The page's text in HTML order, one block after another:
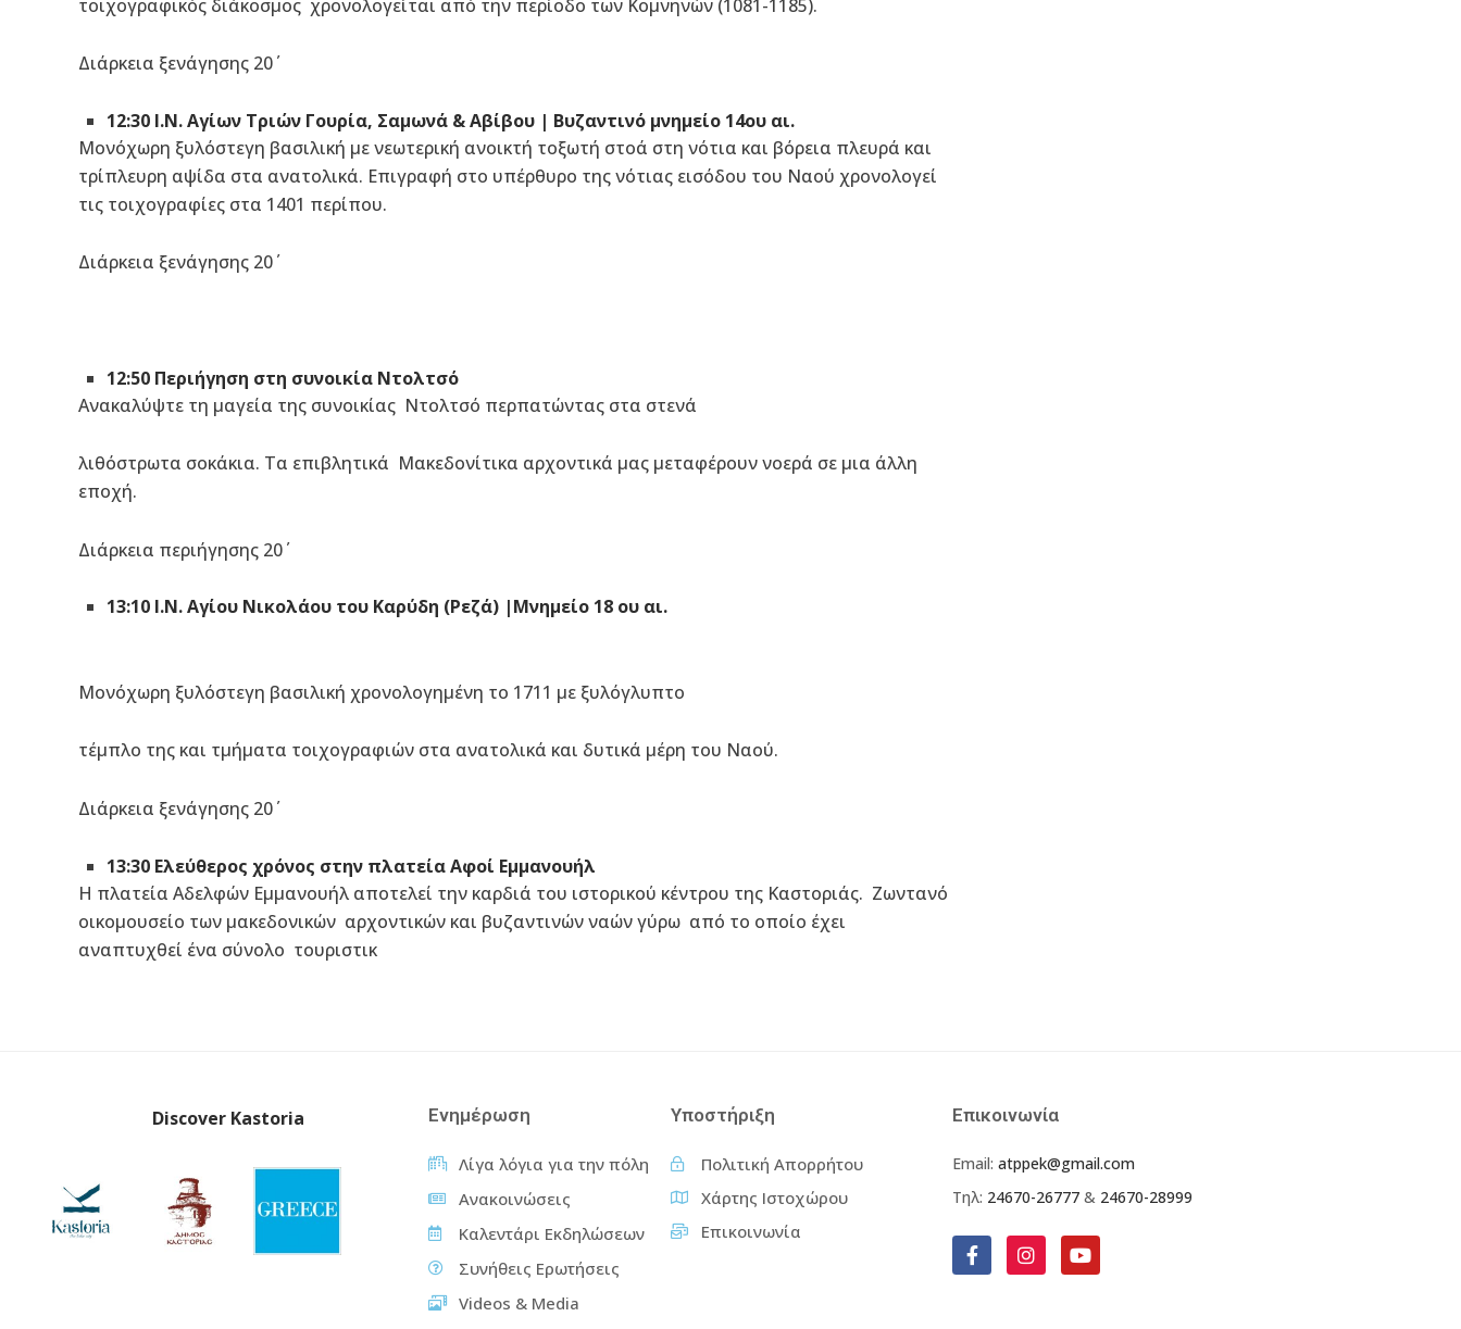
τοιχογραφικός διάκοσμος χρονολογείται από την περίοδο των Κομνηνών (1081-1185).
Διάρκεια ξενάγησης 20΄
12:30 Ι.Ν. Αγίων Τριών Γουρία, Σαμωνά & Αβίβου | Βυζαντινό μνημείο 14ου αι.
Μονόχωρη ξυλόστεγη βασιλική με νεωτερική ανοικτή τοξωτή στοά στη νότια και βόρεια πλευρά και
τρίπλευρη αψίδα στα ανατολικά. Επιγραφή στο υπέρθυρο της νότιας εισόδου του Ναού χρονολογεί
τις τοιχογραφίες στα 1401 περίπου.
Διάρκεια ξενάγησης 20΄
12:50 Περιήγηση στη συνοικία Ντολτσό
Ανακαλύψτε τη μαγεία της συνοικίας Ντολτσό περπατώντας στα στενά
λιθόστρωτα σοκάκια. Τα επιβλητικά Μακεδονίτικα αρχοντικά μας μεταφέρουν νοερά σε μια άλλη
εποχή.
Διάρκεια περιήγησης 20΄
13:10 Ι.Ν. Αγίου Νικολάου του Καρύδη (Ρεζά) |Μνημείο 18 ου αι.
Μονόχωρη ξυλόστεγη βασιλική χρονολογημένη το 1711 με ξυλόγλυπτο
τέμπλο της και τμήματα τοιχογραφιών στα ανατολικά και δυτικά μέρη του Ναού.
Διάρκεια ξενάγησης 20΄
13:30 Ελεύθερος χρόνος στην πλατεία Αφοί Εμμανουήλ
Η πλατεία Αδελφών Εμμανουήλ αποτελεί την καρδιά του ιστορικού κέντρου της Καστοριάς. Ζωντανό
οικομουσείο των μακεδονικών αρχοντικών και βυζαντινών ναών γύρω από το οποίο έχει
αναπτυχθεί ένα σύνολο τουριστικ
Discover Kastoria Ενημέρωση
Λίγα λόγια για την πόλη
Ανακοινώσεις
Καλεντάρι Εκδηλώσεων
Συνήθεις Ερωτήσεις
Videos & Media
Υποστήριξη
Πολιτική Απορρήτου
Χάρτης Ιστοχώρου
Επικοινωνία
Επικοινωνία
Email:atppek@gmail.com
Τηλ: 24670-26777 & 24670-28999